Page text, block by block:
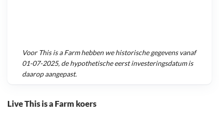
Live This is a Farm koers
Voor This is a Farmhebben we historische gegevens vanaf
01-07-2025, de hypothetische eerst investeringsdatum is
daarop aangepast.